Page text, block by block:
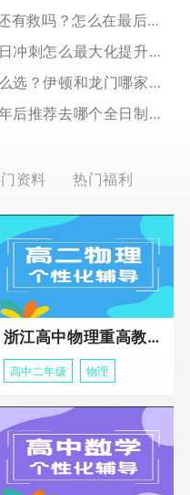
高三模考300多分的学生还有救吗？怎么在最后百日冲刺逆袭？
高中学校师资差，高三百日冲刺怎么最大化提升成绩？
年后想报个高三冲刺班怎么选？伊顿和龙门哪家比较合适？
孩子高三学习比较懒散，年后推荐去哪个全日制补习学校呢？
资料 热门福利
浙江高中物理重高教育春季班
高中二年级 物理